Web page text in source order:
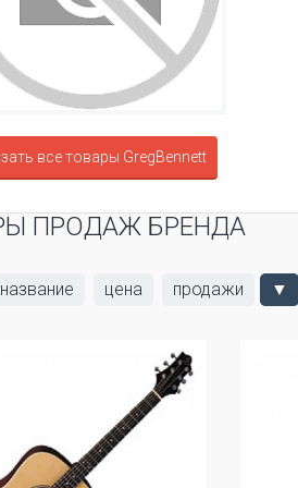
все товары GregBennett
ПРОДАЖ БРЕНДА
название цена продажи ▼